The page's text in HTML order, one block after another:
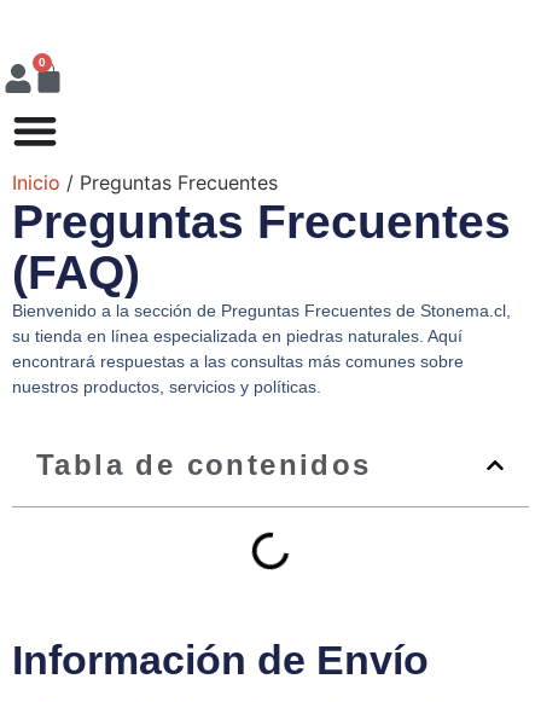
0
Inicio / Preguntas Frecuentes
Preguntas Frecuentes
(FAQ)
Bienvenido a la sección de Preguntas Frecuentes de Stonema.cl,
su tienda en línea especializada en piedras naturales. Aquí
encontrará respuestas a las consultas más comunes sobre
nuestros productos, servicios y políticas.
Tabla de contenidos
Información de Envío